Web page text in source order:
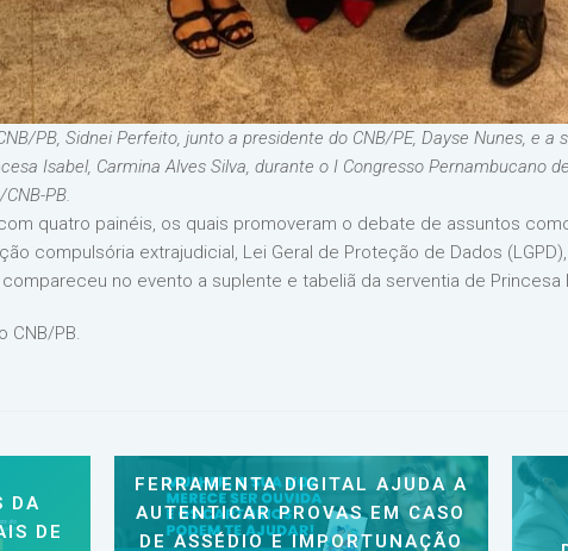
PB, Sidnei Perfeito, junto a presidente do CNB/PE, Dayse Nunes, e a
Isabel, Carmina Alves Silva, durante o I Congresso Pernambucano
PB.
quatro painéis, os quais promoveram o debate de assuntos
compulsória extrajudicial, Lei Geral de Proteção de Dados
no evento a suplente e tabeliã da serventia de Princesa
CNB/PB.
DA
DE
FERRAMENTA DIGITAL AJUDA A
AUTENTICAR PROVAS EM CASO
DE ASSÉDIO E IMPORTUNAÇÃO